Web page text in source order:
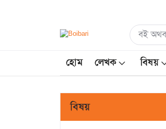
হোম লেখক বিষয়
বিষয়